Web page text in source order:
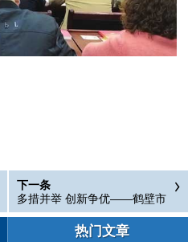
下一条
多措并举 创新争优——鹤壁市
全面提升非公党建工作水平
热门文章